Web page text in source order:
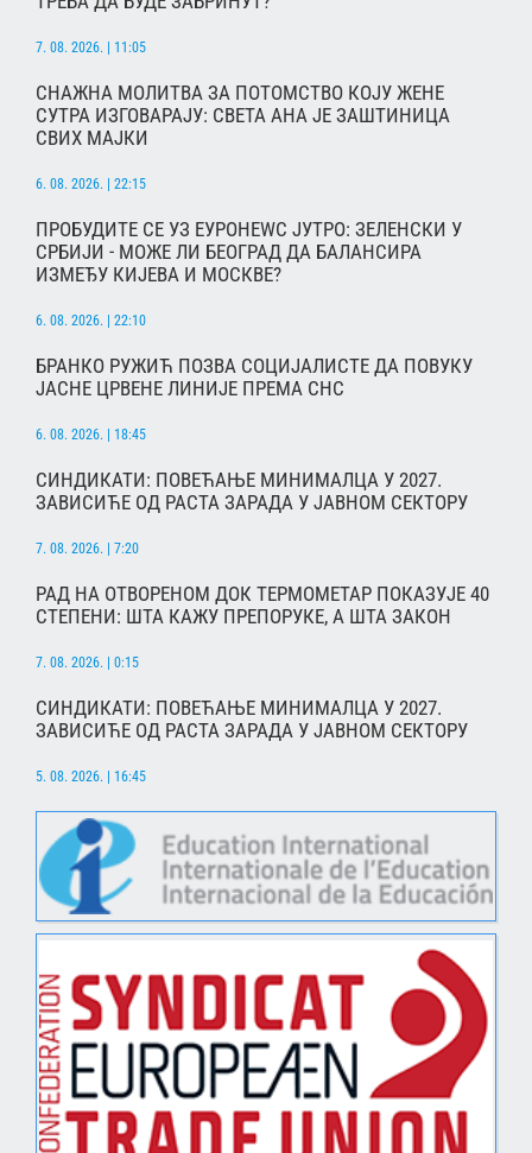
7. 08. 2026. | 11:05
СНАЖНА МОЛИТВА ЗА ПОТОМСТВО КОЈУ ЖЕНЕ
СУТРА ИЗГОВАРАЈУ: СВЕТА АНА ЈЕ ЗАШТИНИЦА
СВИХ МАЈКИ
6. 08. 2026. | 22:15
ПРОБУДИТЕ СЕ УЗ ЕУРОНЕWС ЈУТРО: ЗЕЛЕНСКИ У
СРБИЈИ - МОЖЕ ЛИ БЕОГРАД ДА БАЛАНСИРА
ИЗМЕЂУ КИЈЕВА И МОСКВЕ?
6. 08. 2026. | 22:10
БРАНКО РУЖИЋ ПОЗВА СОЦИЈАЛИСТЕ ДА ПОВУКУ
ЈАСНЕ ЦРВЕНЕ ЛИНИЈЕ ПРЕМА СНС
6. 08. 2026. | 18:45
СИНДИКАТИ: ПОВЕЋАЊЕ МИНИМАЛЦА У 2027.
ЗАВИСИЋЕ ОД РАСТА ЗАРАДА У ЈАВНОМ СЕКТОРУ
7. 08. 2026. | 7:20
РАД НА ОТВОРЕНОМ ДОК ТЕРМОМЕТАР ПОКАЗУЈЕ 40
СТЕПЕНИ: ШТА КАЖУ ПРЕПОРУКЕ, А ШТА ЗАКОН
7. 08. 2026. | 0:15
СИНДИКАТИ: ПОВЕЋАЊЕ МИНИМАЛЦА У 2027.
ЗАВИСИЋЕ ОД РАСТА ЗАРАДА У ЈАВНОМ СЕКТОРУ
5. 08. 2026. | 16:45